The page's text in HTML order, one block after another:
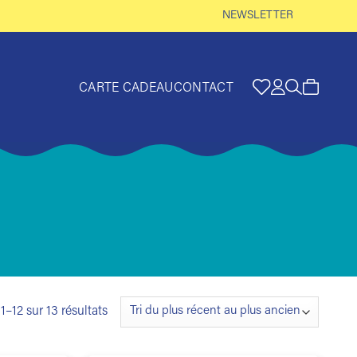
NEWSLETTER
CARTE CADEAUCONTACT
sur 13 résultatsTrié
du